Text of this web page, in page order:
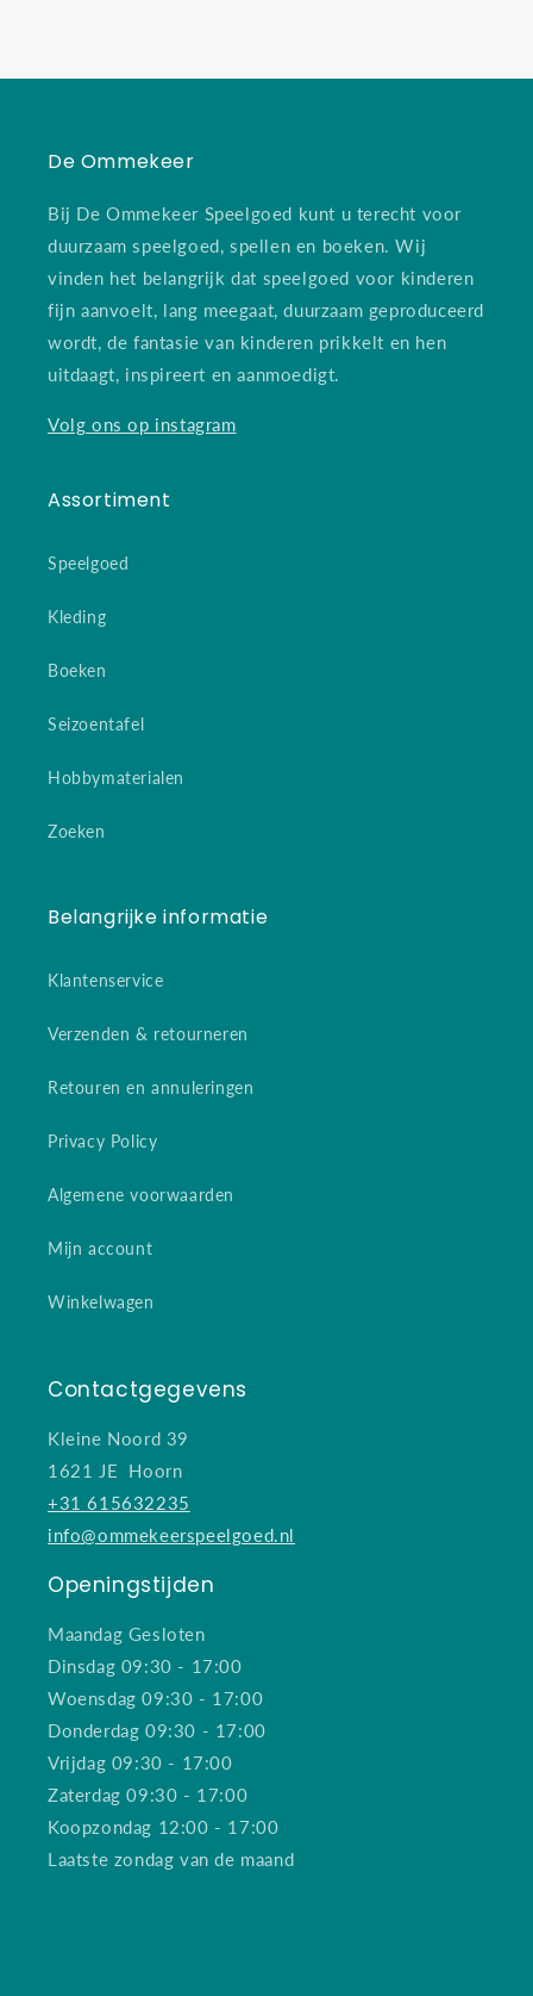
De Ommekeer
Bij De Ommekeer Speelgoed kunt u terecht voor
duurzaam speelgoed, spellen en boeken. Wij
vinden het belangrijk dat speelgoed voor kinderen
fijn aanvoelt, lang meegaat, duurzaam geproduceerd
wordt, de fantasie van kinderen prikkelt en hen
uitdaagt, inspireert en aanmoedigt.
Volg ons op instagram
Assortiment
Speelgoed
Kleding
Boeken
Seizoentafel
Hobbymaterialen
Zoeken
Belangrijke informatie
Klantenservice
Verzenden & retourneren
Retouren en annuleringen
Privacy Policy
Algemene voorwaarden
Mijn account
Winkelwagen
Contactgegevens
Kleine Noord 39
1621 JE Hoorn
+31 615632235
info@ommekeerspeelgoed.nl
Openingstijden
Maandag Gesloten
Dinsdag 09:30 - 17:00
Woensdag 09:30 - 17:00
Donderdag 09:30 - 17:00
Vrijdag 09:30 - 17:00
Zaterdag 09:30 - 17:00
Koopzondag 12:00 - 17:00
Laatste zondag van de maand